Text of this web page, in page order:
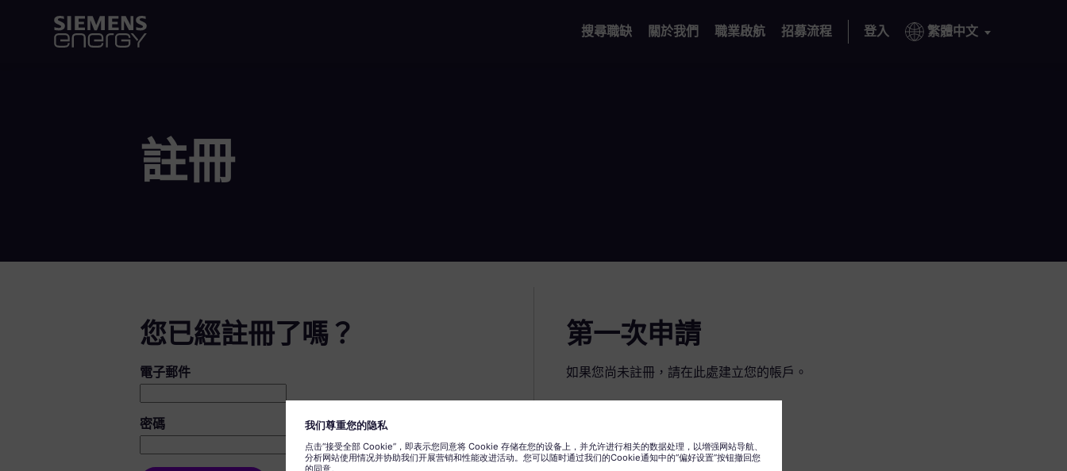
搜尋職缺 關於我們 職業啟航 招募流程 登入 繁體中文
註冊
您已經註冊了嗎？
登入：使用者和密碼
電子郵件
密碼
第一次申請
如果您尚未註冊，請在此處建立您的帳戶。